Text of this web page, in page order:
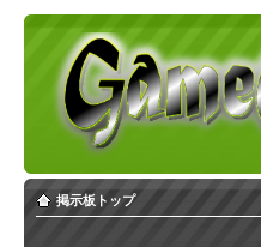
掲示板トップ